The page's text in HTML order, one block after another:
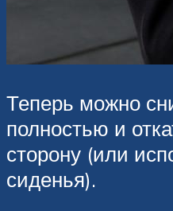
Теперь можно
полностью и
сторону (или
сиденья).